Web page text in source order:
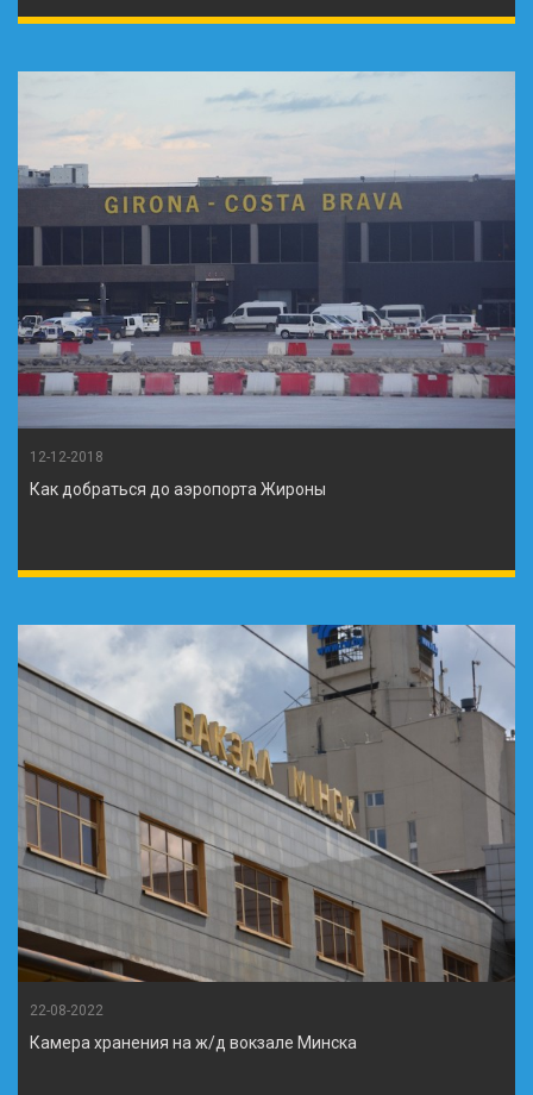
12-12-2018
Как добраться до аэропорта Жироны
22-08-2022
Камера хранения на ж/д вокзале Минска